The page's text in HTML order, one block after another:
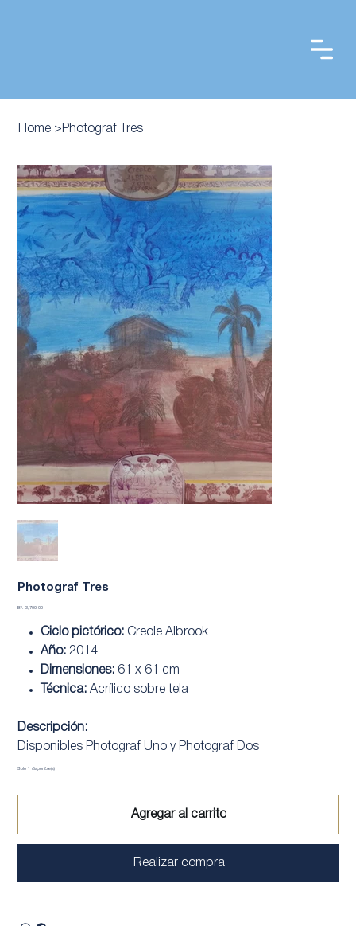
Home > Photograf Tres
Photograf Tres
Precio
B/. 3,700.00
Ciclo pictórico: Creole Albrook
Año:2014
Dimensiones: 61 x 61 cm
Técnica:Acrílico sobre tela
Descripción:
Disponibles Photograf Uno y Photograf Dos
Solo 1 disponible(s)
Agregar al carrito
Realizar compra